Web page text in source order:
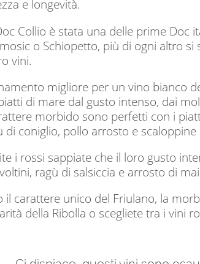
e longevità.
Collio è stata una delle prime
o Schiopetto, più di ogni altro
vini.
migliore per un vino bianco
di mare dal gusto intenso, dai
morbido sono perfetti con i
di coniglio, pollo arrosto e scaloppine
i rossi sappiate che il loro gusto
ragù di salsiccia e arrosto di
il carattere unico del Friulano, la
della Ribolla o scegliete tra i vini